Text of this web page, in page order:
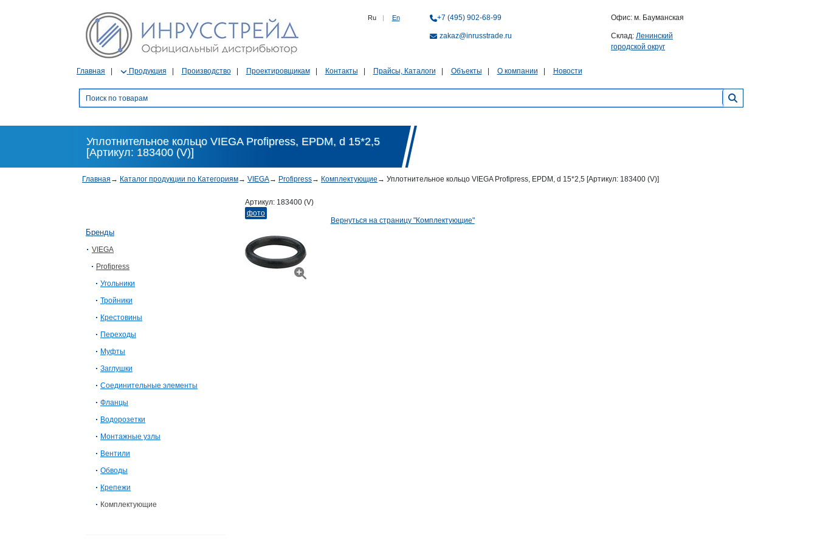
Ru | En +7 (495) 902-68-99
zakaz@inrusstrade.ru
Офис: м. Бауманская
Склад: Ленинский
городской округ
Главная Продукция Производство Проектировщикам Контакты Прайсы, Каталоги Объекты О компании Новости
Уплотнительное кольцо VIEGA Profipress, EPDM, d 15*2,5
[Артикул: 183400 (V)]
Главная → Каталог продукции по Категориям→ VIEGA→ Profipress→ Комплектующие → Уплотнительное кольцо VIEGA Profipress, EPDM, d 15*2,5 [Артикул: 183400 (V)]
Бренды
VIEGA
Profipress
Угольники
Тройники
Крестовины
Переходы
Муфты
Заглушки
Соединительные элементы
Фланцы
Водорозетки
Монтажные узлы
Вентили
Обводы
Крепежи
Комплектующие
Артикул: 183400 (V)
фото
Вернуться на страницу "Комплектующие"